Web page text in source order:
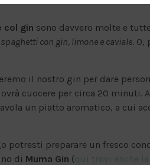
col gin sono davvero molte e
spaghetti con gin, limone e caviale.
il nostro gin per dare
cuocere per circa 20 minuti.
un piatto aromatico, a cui
potresti preparare un fresco
di Muma Gin (